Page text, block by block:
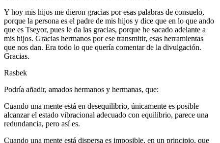
Y hoy mis hijos me dieron gracias por esas palabras de consuelo,
porque la persona es el padre de mis hijos y dice que en lo que ando
que es Tseyor, pues le da las gracias, porque he sacado adelante a
mis hijos. Gracias hermanos por ese transmitir, esas herramientas
que nos dan. Era todo lo que quería comentar de la divulgación.
Gracias.
Rasbek
Podría añadir, amados hermanos y hermanas, que:
Cuando una mente está en desequilibrio, únicamente es posible
alcanzar el estado vibracional adecuado con equilibrio, parece una
redundancia, pero así es.
Cuando una mente está dispersa es imposible, en un principio, que